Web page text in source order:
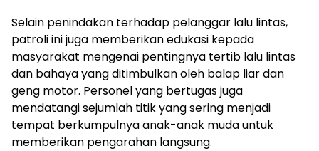
Selain penindakan terhadap pelanggar lalu lintas,
patroli ini juga memberikan edukasi kepada
masyarakat mengenai pentingnya tertib lalu lintas
dan bahaya yang ditimbulkan oleh balap liar dan
geng motor. Personel yang bertugas juga
mendatangi sejumlah titik yang sering menjadi
tempat berkumpulnya anak-anak muda untuk
memberikan pengarahan langsung.